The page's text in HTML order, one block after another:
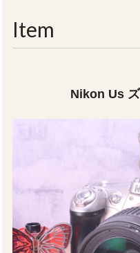
Item
Nikon Us